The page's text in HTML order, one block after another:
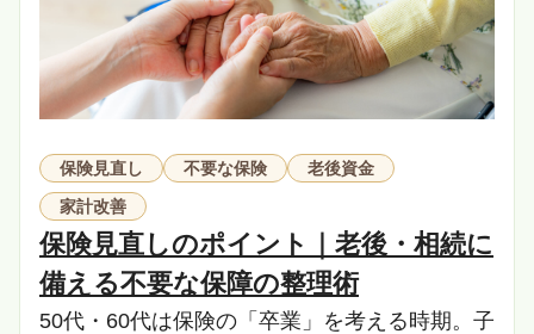
保険見直し 不要な保険
老後資金
家計改善
保険見直しのポイント｜老後・相続に
備える不要な保障の整理術
50代・60代は保険の「卒業」を考える時期。子